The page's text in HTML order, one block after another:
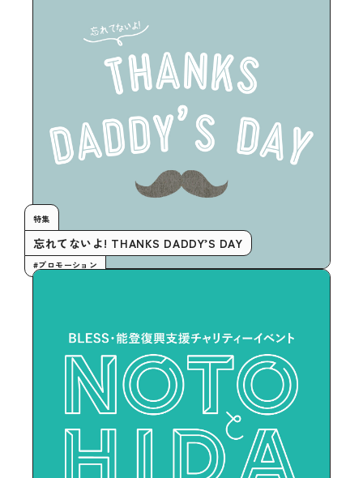
特集
忘れてないよ! THANKS DADDY’S DAY
#プロモーション